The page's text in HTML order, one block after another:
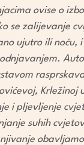
ovise o
se zalijevanje
ujutro ili noću,
Krležinoj
i pljevljenje
suhih